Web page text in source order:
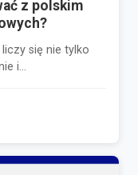
z polskim
się nie tylko
i...